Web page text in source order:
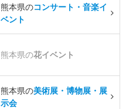
熊本県のコンサート・音楽イ
ベント
熊本県の花イベント
熊本県の美術展・博物展・展
示会